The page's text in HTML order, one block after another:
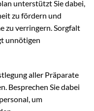
unterstützt Sie dabei,
zu fördern und
zu verringern. Sorgfalt
unnötigen
aller Präparate
Besprechen Sie dabei
um